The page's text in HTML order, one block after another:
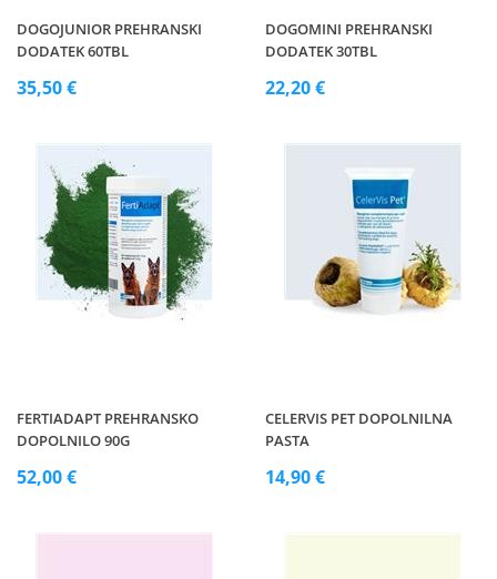
DOGOJUNIOR PREHRANSKI
DODATEK 60TBL
35,50 €
DOGOMINI PREHRANSKI
DODATEK 30TBL
22,20 €
FERTIADAPT PREHRANSKO
DOPOLNILO 90G
52,00 €
CELERVIS PET DOPOLNILNA
PASTA
14,90 €